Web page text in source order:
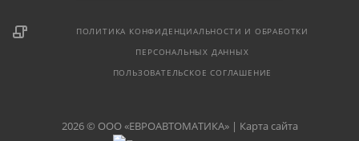
ПОЛИТИКА КОНФИДЕНЦИАЛЬНОСТИ И ОБРАБОТКИ
ПЕРСОНАЛЬНЫХ ДАННЫХ
ПОЛЬЗОВАТЕЛЬСКОЕ СОГЛАШЕНИЕ
2026 © ООО «ЕВРОАВТОМАТИКА» | Карта сайта